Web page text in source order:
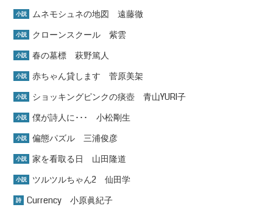
小説 ムネモシュネの地図 遠藤徹
小説 クローンスクール 紫雲
小説 春の墓標 萩野篤人
小説 赤ちゃん貸します 菅原美架
小説 ショッキングピンクの痰壺 青山YURI子
小説 僕が詩人に･･･ 小松剛生
小説 偏態パズル 三浦俊彦
小説 家を看取る日 山田隆道
小説 ツルツルちゃん2 仙田学
詩 Currency 小原眞紀子